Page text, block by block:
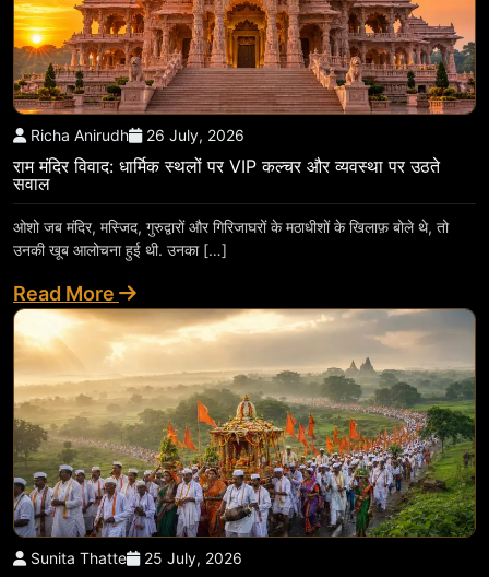
Richa Anirudh 26 July, 2026
राम मंदिर विवाद: धार्मिक स्थलों पर VIP कल्चर और व्यवस्था पर उठते
सवाल
ओशो जब मंदिर, मस्जिद, गुरुद्वारों और गिरिजाघरों के मठाधीशों के खिलाफ़ बोले थे, तो
उनकी खूब आलोचना हुई थी. उनका […]
Read More
Sunita Thatte 25 July, 2026